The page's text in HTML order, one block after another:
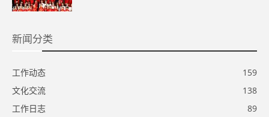
新闻分类
工作动态
159
文化交流
138
工作日志
89